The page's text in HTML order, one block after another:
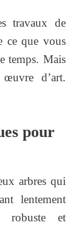
travaux de
ce que vous
temps. Mais
d’art.
pour
arbres qui
lentement
robuste et